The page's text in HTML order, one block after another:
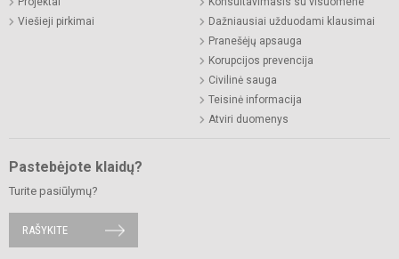
Viešieji pirkimai
Dažniausiai užduodami klausimai
Pranešėjų apsauga
Korupcijos prevencija
Civilinė sauga
Teisinė informacija
Atviri duomenys
Pastebėjote klaidų?
Turite pasiūlymų?
RAŠYKITE